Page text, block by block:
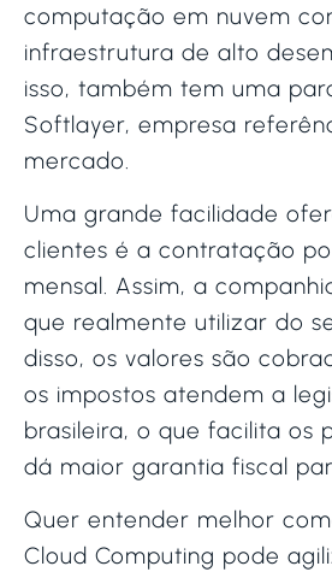
computação em nuvem
infraestrutura de alto
isso, também tem uma
Softlayer, empresa
mercado.
Uma grande facilidade
clientes é a contratação
mensal. Assim, a
que realmente utilizar do
disso, os valores são
os impostos atendem a
brasileira, o que facilita os
dá maior garantia fiscal
Quer entender melhor
Cloud Computing pode